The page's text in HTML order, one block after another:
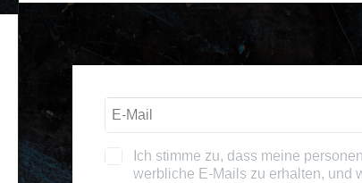
Ich stimme zu, dass meine
werbliche E-Mails zu erhalten, und